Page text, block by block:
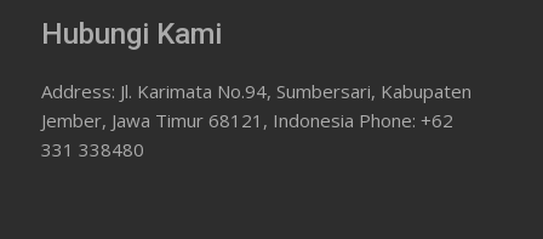
Hubungi Kami
Address: Jl. Karimata No.94, Sumbersari, Kabupaten
Jember, Jawa Timur 68121, Indonesia Phone: +62
331 338480